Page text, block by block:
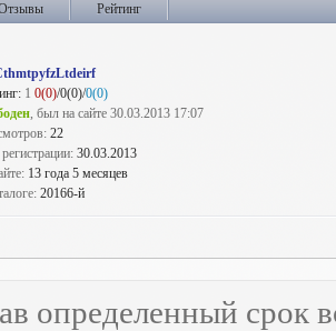
Рейтинг
1 0(0)/0(0)/0(0)
, был на сайте 30.03.2013 17:07
22
30.03.2013
13 года 5 месяцев
20166-й
определенный срок